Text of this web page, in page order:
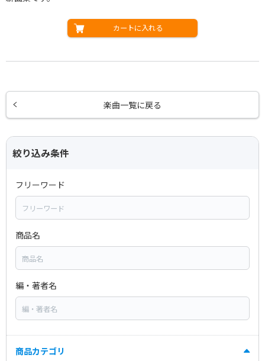
カートに入れる
楽曲一覧に戻る
絞り込み条件
フリーワード
商品名
編・著者名
商品カテゴリ